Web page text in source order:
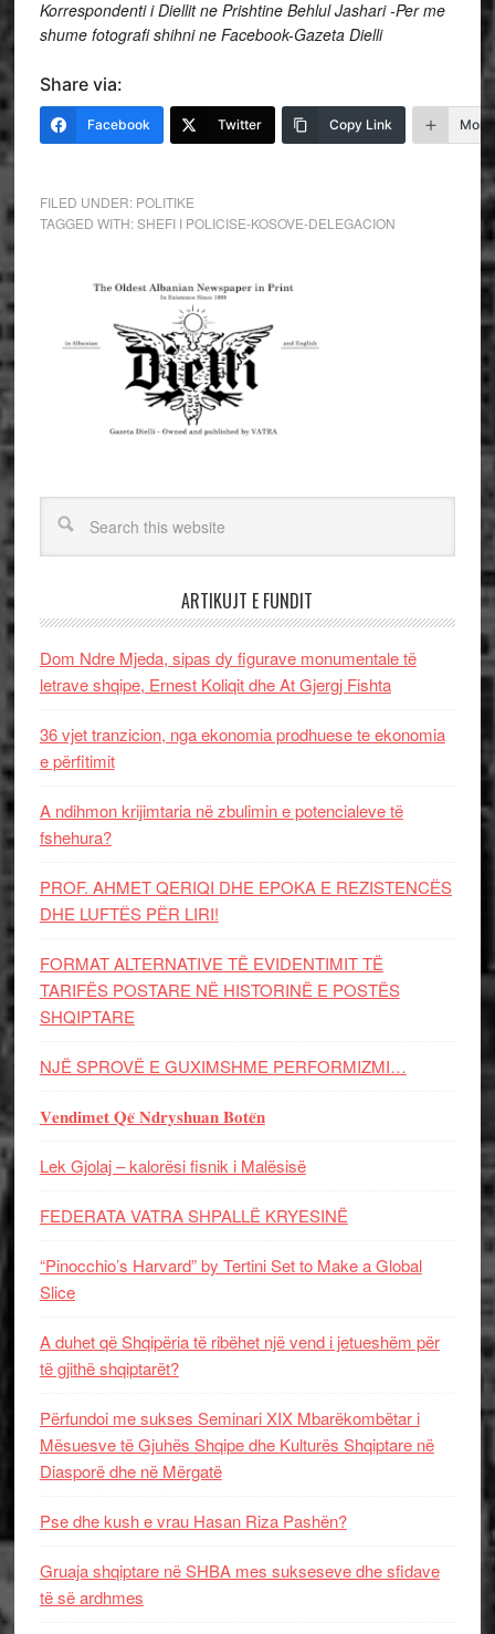
Korrespondenti i Diellit ne Prishtine Behlul Jashari -Per me
shume fotografi shihni ne Facebook-Gazeta Dielli
Share via:
Facebook Twitter Copy Link More
FILED UNDER: POLITIKE
TAGGED WITH:SHEFI I POLICISE-KOSOVE-DELEGACION
ARTIKUJT E FUNDIT
Dom Ndre Mjeda, sipas dy figurave monumentale të
letrave shqipe, Ernest Koliqit dhe At Gjergj Fishta
36 vjet tranzicion, nga ekonomia prodhuese te ekonomia
e përfitimit
A ndihmon krijimtaria në zbulimin e potencialeve të
fshehura?
PROF. AHMET QERIQI DHE EPOKA E REZISTENCЁS
DHE LUFTЁS PЁR LIRI!
FORMAT ALTERNATIVE TË EVIDENTIMIT TË
TARIFËS POSTARE NË HISTORINË E POSTËS
SHQIPTARE
NJË SPROVË E GUXIMSHME PERFORMIZMI…
𝐕𝐞𝐧𝐝𝐢𝐦𝐞𝐭 𝐐𝐞̈ 𝐍𝐝𝐫𝐲𝐬𝐡𝐮𝐚𝐧 𝐁𝐨𝐭𝐞̈𝐧
Lek Gjolaj – kalorësi fisnik i Malësisë
FEDERATA VATRA SHPALLË KRYESINË
“Pinocchio’s Harvard” by Tertini Set to Make a Global
Slice
A duhet që Shqipëria të ribëhet një vend i jetueshëm për
të gjithë shqiptarët?
Përfundoi me sukses Seminari XIX Mbarëkombëtar i
Mësuesve të Gjuhës Shqipe dhe Kulturës Shqiptare në
Diasporë dhe në Mërgatë
Pse dhe kush e vrau Hasan Riza Pashën?
Gruaja shqiptare në SHBA mes sukseseve dhe sfidave
të së ardhmes